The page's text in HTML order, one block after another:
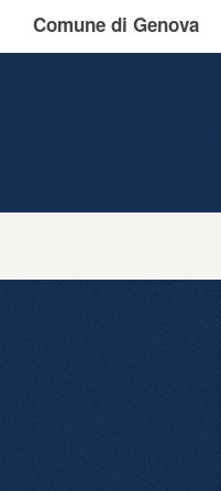
Comune di Genova